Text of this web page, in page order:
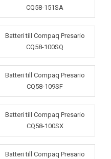
CQ58-151SA
Batteri till Compaq Presario
CQ58-100SQ
Batteri till Compaq Presario
CQ58-109SF
Batteri till Compaq Presario
CQ58-100SX
Batteri till Compaq Presario